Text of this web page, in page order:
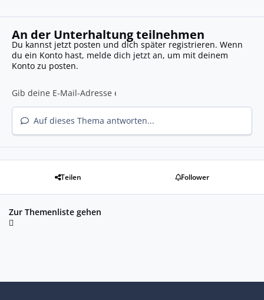
An der Unterhaltung teilnehmen
Du kannst jetzt posten und dich später registrieren. Wenn
du ein Konto hast, melde dich jetzt an, um mit deinem
Konto zu posten.
Auf dieses Thema antworten...
Teilen Follower
Zur Themenliste gehen